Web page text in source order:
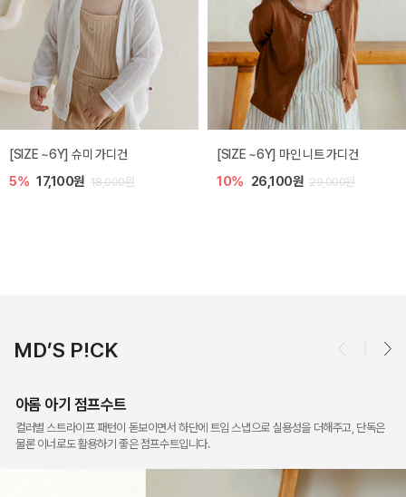
밀라 아기 점프수트
10% 30,600원 34,000원
밀라 아기 셋업
20% 35,200원 44,000원
MD’S P!CK
아롬 아기 점프수트
컬러별 스트라이프 패턴이 돋보이면서 하단에 트임 스냅으로 실용성을 더해주고, 단독은
물론 이너로도 활용하기 좋은 점프수트입니다.